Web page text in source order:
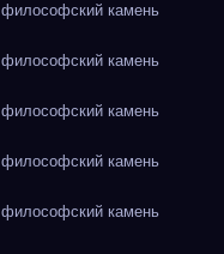
камень
камень
камень
камень
камень